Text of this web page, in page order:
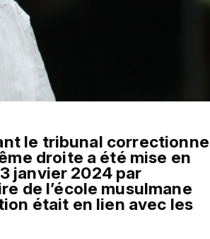
le tribunal
droite a été mise en
janvier 2024 par
de l’école musulmane
était en lien avec les